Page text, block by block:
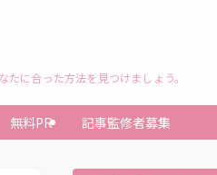
に合った方法を見つけましょう。
無料PR 記事監修者募集